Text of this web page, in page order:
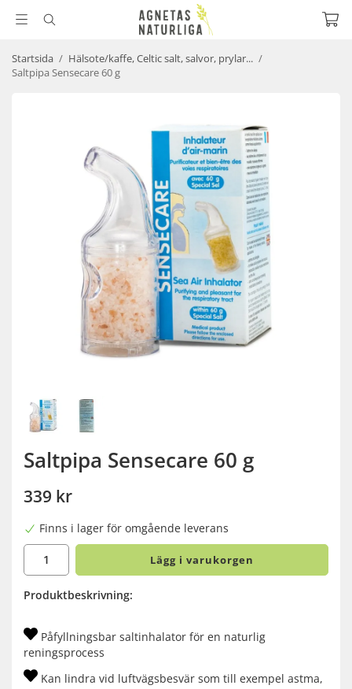
Startsida / Hälsote/kaffe, Celtic salt, salvor, prylar... /
Saltpipa Sensecare 60 g
Saltpipa Sensecare 60 g
339 kr
Finns i lager för omgående leverans
Lägg i varukorgen
Produktbeskrivning:
Påfyllningsbar saltinhalator för en naturlig
reningsprocess
Kan lindra vid luftvägsbesvär som till exempel astma,